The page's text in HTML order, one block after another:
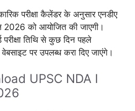
परीक्षा कैलेंडर के अनुसार एनडीए
2026 को आयोजित की जाएगी।
परीक्षा तिथि से कुछ दिन पहले
पर उपलब्ध करा दिए जाएंगे।
UPSC NDA I